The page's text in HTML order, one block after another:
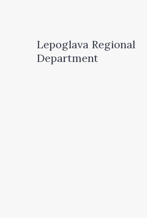
Lepoglava Regional
Department